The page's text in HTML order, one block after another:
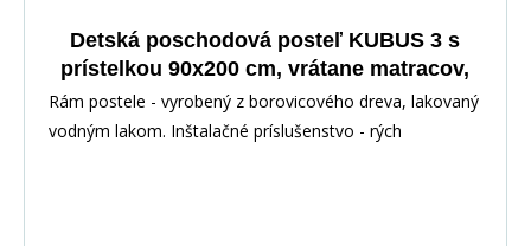
Detská poschodová posteľ KUBUS 3 s
prístelkou 90x200 cm, vrátane matracov,
Prírodná/Grafitová
Rám postele - vyrobený z borovicového dreva, lakovaný
vodným lakom. Inštalačné príslušenstvo - rých